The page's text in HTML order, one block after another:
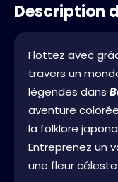
Description
Flottez avec
travers un
légendes dans
aventure
la folklore
Entreprenez un
une fleur céleste